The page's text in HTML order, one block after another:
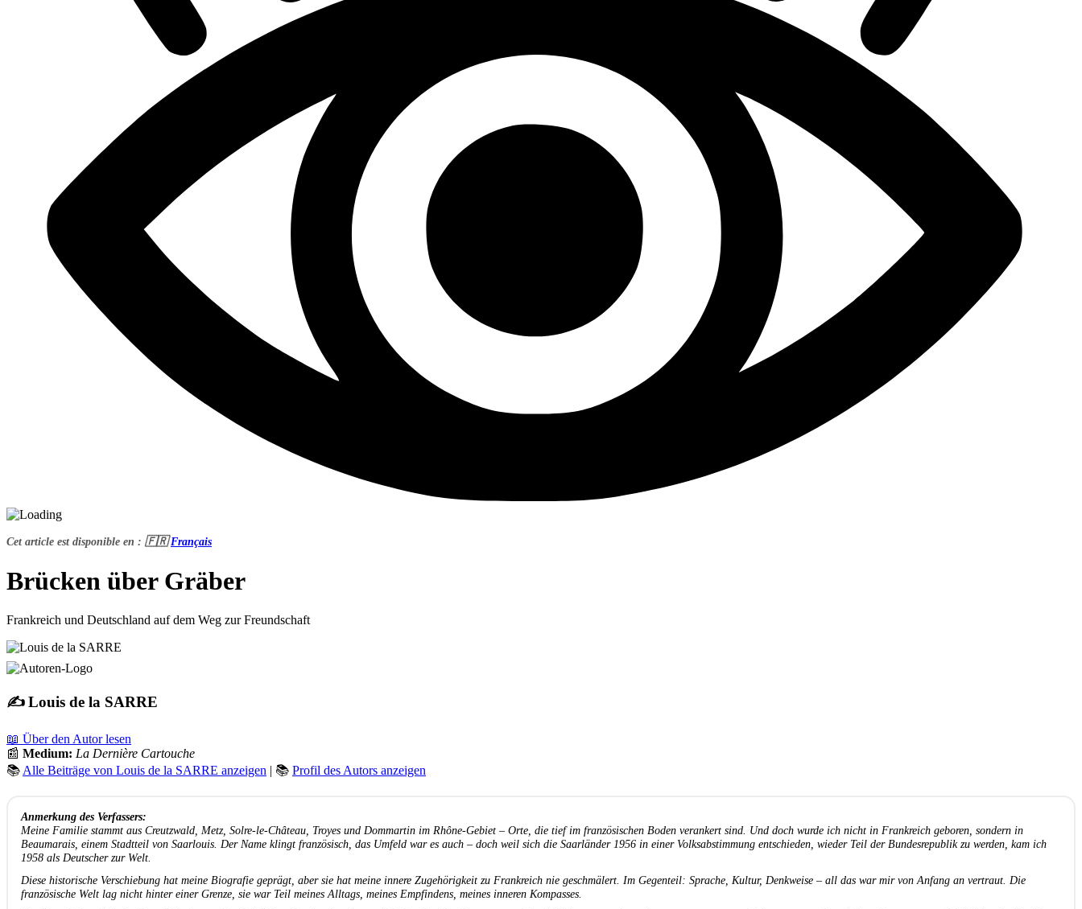
Cet article est disponible en : 🇫🇷Français
Brücken über Gräber
Frankreich und Deutschland auf dem Weg zur Freundschaft
✍️ Louis de la SARRE
📖 Über den Autor lesen
📰 Medium: La Dernière Cartouche
📚 Alle Beiträge von Louis de la SARRE anzeigen | 📚 Profil des Autors anzeigen
Anmerkung des Verfassers:
Meine Familie stammt aus Creutzwald, Metz, Solre-le-Château, Troyes und Dommartin im Rhône-Gebiet – Orte, die tief im französischen Boden verankert sind. Und doch wurde ich nicht in Frankreich geboren, sondern in
Beaumarais, einem Stadtteil von Saarlouis. Der Name klingt französisch, das Umfeld war es auch – doch weil sich die Saarländer 1956 in einer Volksabstimmung entschieden, wieder Teil der Bundesrepublik zu werden, kam ich
1958 als Deutscher zur Welt.
Diese historische Verschiebung hat meine Biografie geprägt, aber sie hat meine innere Zugehörigkeit zu Frankreich nie geschmälert. Im Gegenteil: Sprache, Kultur, Denkweise – all das war mir von Anfang an vertraut. Die
französische Welt lag nicht hinter einer Grenze, sie war Teil meines Alltags, meines Empfindens, meines inneren Kompasses.